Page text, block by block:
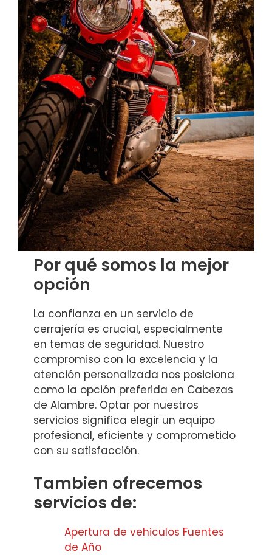
Por qué somos la mejor
opción
La confianza en un servicio de
cerrajería es crucial, especialmente
en temas de seguridad. Nuestro
compromiso con la excelencia y la
atención personalizada nos posiciona
como la opción preferida en Cabezas
de Alambre. Optar por nuestros
servicios significa elegir un equipo
profesional, eficiente y comprometido
con su satisfacción.
Tambien ofrecemos
servicios de:
Apertura de vehiculos Fuentes
de Año